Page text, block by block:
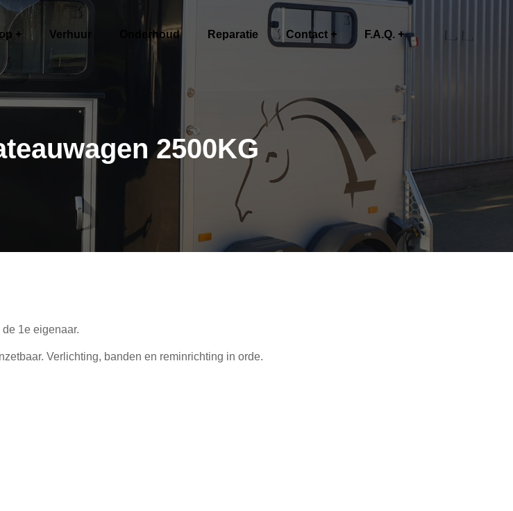
Verhuur Onderhoud Reparatie Contact F.A.Q.
2500KG
1e eigenaar.
Verlichting, banden en reminrichting in orde.